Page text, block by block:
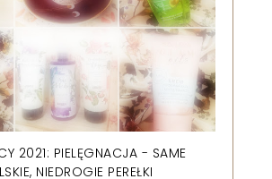
2021: PIELĘGNACJA - SAME
NIEDROGIE PEREŁKI